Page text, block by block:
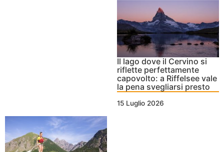
Il lago dove il Cervino si
riflette perfettamente
capovolto: a Riffelsee vale
la pena svegliarsi presto
15 Luglio 2026